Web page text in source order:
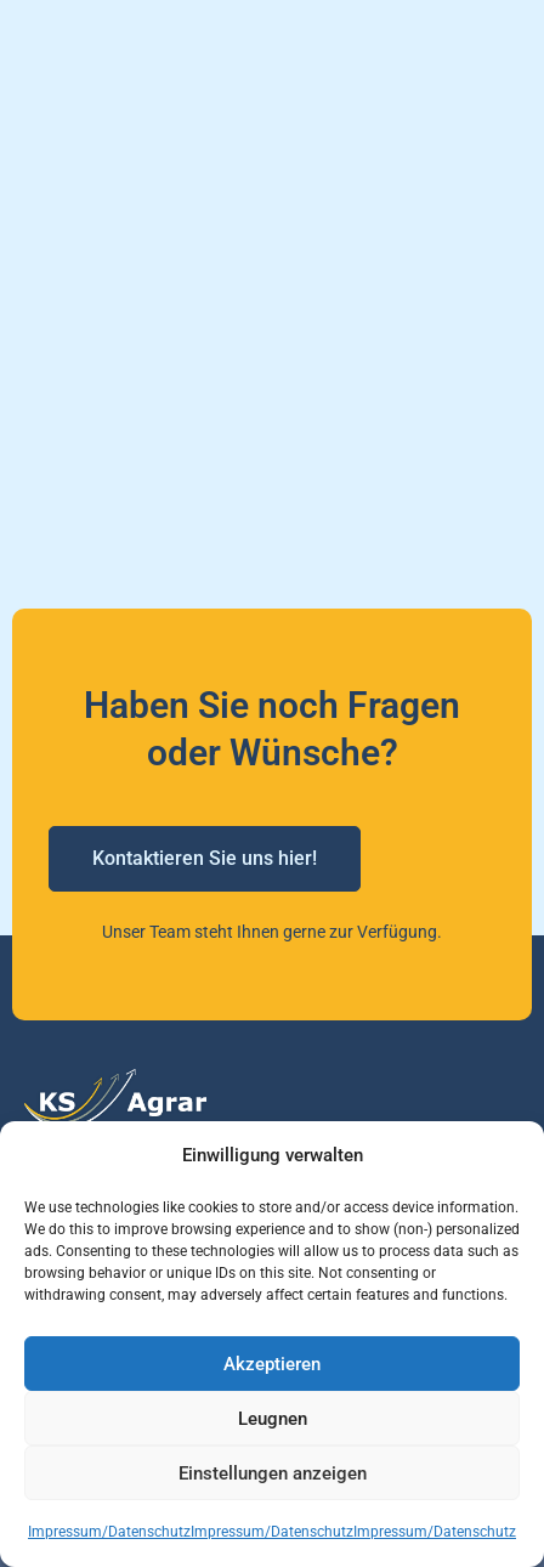
Einwilligung verwalten
We use technologies like cookies to store and/or access device information.
We do this to improve browsing experience and to show (non-) personalized
ads. Consenting to these technologies will allow us to process data such as
browsing behavior or unique IDs on this site. Not consenting or
withdrawing consent, may adversely affect certain features and functions.
Akzeptieren
Leugnen
Einstellungen anzeigen
Impressum/Datenschutz Impressum/Datenschutz Impressum/Datenschutz
Haben Sie noch Fragen
oder Wünsche?
Kontaktieren Sie uns hier!
Unser Team steht Ihnen gerne zur Verfügung.
Vertrauen Sie auf unsere Expertise im Agrarmarkt.
Services Jobs
Business Development
Manager (m/w/d)
Informationen
Vepth Development